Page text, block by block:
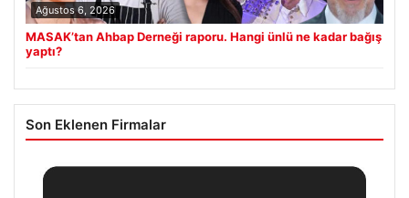
Ağustos 6, 2026
MASAK’tan Ahbap Derneği raporu. Hangi ünlü ne kadar bağış
yaptı?
Son Eklenen Firmalar